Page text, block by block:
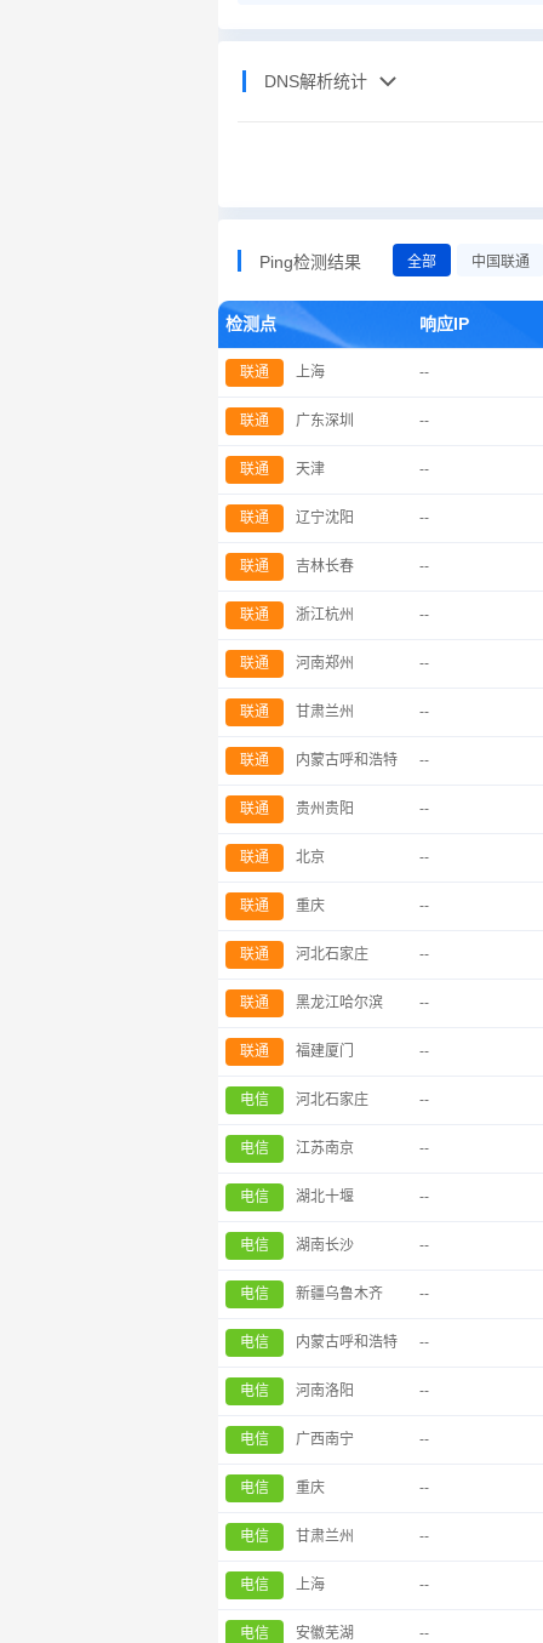
DNS解析统计
Ping检测结果 全部 中国联通
检测点 响应IP
联通 上海 --
联通 广东深圳 --
联通 天津 --
联通 辽宁沈阳 --
联通 吉林长春 --
联通 浙江杭州 --
联通 河南郑州 --
联通 甘肃兰州 --
联通 内蒙古呼和浩特 --
联通 贵州贵阳 --
联通 北京 --
联通 重庆 --
联通 河北石家庄 --
联通 黑龙江哈尔滨 --
联通 福建厦门 --
电信 河北石家庄 --
电信 江苏南京 --
电信 湖北十堰 --
电信 湖南长沙 --
电信 新疆乌鲁木齐 --
电信 内蒙古呼和浩特 --
电信 河南洛阳 --
电信 广西南宁 --
电信 重庆 --
电信 甘肃兰州 --
电信 上海 --
电信 安徽芜湖 --